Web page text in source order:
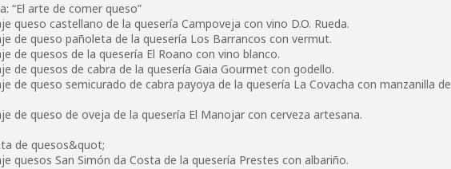
“El arte de comer queso”
queso castellano de la quesería Campoveja con vino D.O. Rueda.
de queso pañoleta de la quesería Los Barrancos con vermut.
de quesos de la quesería El Roano con vino blanco.
de quesos de cabra de la quesería Gaia Gourmet con godello.
de queso semicurado de cabra payoya de la quesería La Covacha con manzanilla de
de queso de oveja de la quesería El Manojar con cerveza artesana.
de quesos&quot;
quesos San Simón da Costa de la quesería Prestes con albariño.